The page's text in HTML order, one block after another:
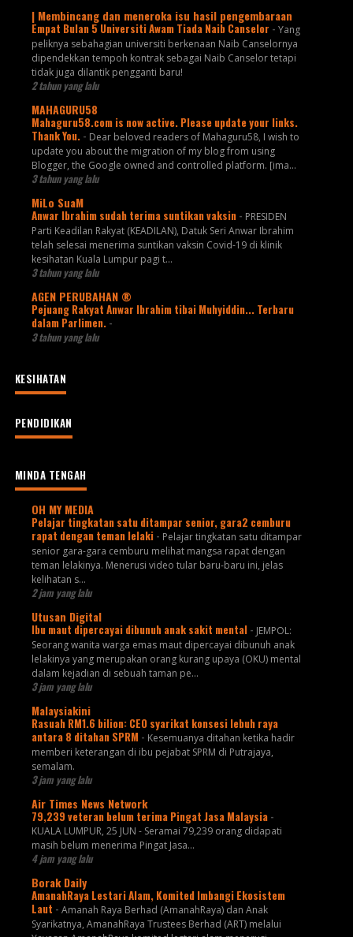
| Membincang dan meneroka isu hasil pengembaraan
Empat Bulan 5 Universiti Awam Tiada Naib Canselor - Yang
peliknya sebahagian universiti berkenaan Naib Canselornya
dipendekkan tempoh kontrak sebagai Naib Canselor tetapi
tidak juga dilantik pengganti baru!
2 tahun yang lalu
MAHAGURU58
Mahaguru58.com is now active. Please update your links.
Thank You. - Dear beloved readers of Mahaguru58, I wish to
update you about the migration of my blog from using
Blogger, the Google owned and controlled platform. [ima...
3 tahun yang lalu
MiLo SuaM
Anwar Ibrahim sudah terima suntikan vaksin - PRESIDEN
Parti Keadilan Rakyat (KEADILAN), Datuk Seri Anwar Ibrahim
telah selesai menerima suntikan vaksin Covid-19 di klinik
kesihatan Kuala Lumpur pagi t...
3 tahun yang lalu
AGEN PERUBAHAN ®
Pejuang Rakyat Anwar Ibrahim tibai Muhyiddin... Terbaru
dalam Parlimen. -
3 tahun yang lalu
KESIHATAN
PENDIDIKAN
MINDA TENGAH
OH MY MEDIA
Pelajar tingkatan satu ditampar senior, gara2 cemburu
rapat dengan teman lelaki - Pelajar tingkatan satu ditampar
senior gara-gara cemburu melihat mangsa rapat dengan
teman lelakinya. Menerusi video tular baru-baru ini, jelas
kelihatan s...
2 jam yang lalu
Utusan Digital
Ibu maut dipercayai dibunuh anak sakit mental - JEMPOL:
Seorang wanita warga emas maut dipercayai dibunuh anak
lelakinya yang merupakan orang kurang upaya (OKU) mental
dalam kejadian di sebuah taman pe...
3 jam yang lalu
Malaysiakini
Rasuah RM1.6 bilion: CEO syarikat konsesi lebuh raya
antara 8 ditahan SPRM - Kesemuanya ditahan ketika hadir
memberi keterangan di ibu pejabat SPRM di Putrajaya,
semalam.
3 jam yang lalu
Air Times News Network
79,239 veteran belum terima Pingat Jasa Malaysia -
KUALA LUMPUR, 25 JUN - Seramai 79,239 orang didapati
masih belum menerima Pingat Jasa…
4 jam yang lalu
Borak Daily
AmanahRaya Lestari Alam, Komited Imbangi Ekosistem
Laut - Amanah Raya Berhad (AmanahRaya) dan Anak
Syarikatnya, AmanahRaya Trustees Berhad (ART) melalui